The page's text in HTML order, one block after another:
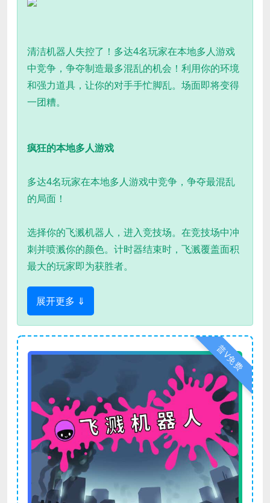
清洁机器人失控了！多达4名玩家在本地多人游戏
中竞争，争夺制造最多混乱的机会！利用你的环境
和强力道具，让你的对手手忙脚乱。场面即将变得
一团糟。
疯狂的本地多人游戏
多达4名玩家在本地多人游戏中竞争，争夺最混乱
的局面！
选择你的飞溅机器人，进入竞技场。在竞技场中冲
刺并喷溅你的颜色。计时器结束时，飞溅覆盖面积
最大的玩家即为获胜者。
展开更多 ⇓
普V免费